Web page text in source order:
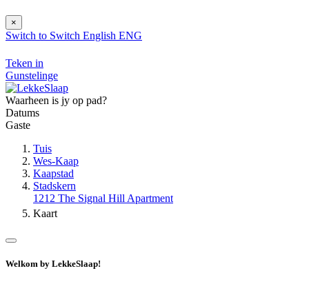
×
Switch to Switch English ENG
Teken in
Gunstelinge
Waarheen is jy op pad?
Datums
Gaste
Tuis
Wes-Kaap
Kaapstad
Stadskern
1212 The Signal Hill Apartment
Kaart
Welkom by LekkeSlaap!